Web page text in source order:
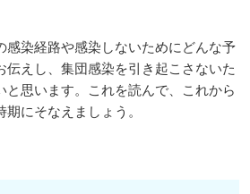
感染経路や感染しないためにどんな予
伝えし、集団感染を引き起こさないた
と思います。これを読んで、これから
にそなえましょう。